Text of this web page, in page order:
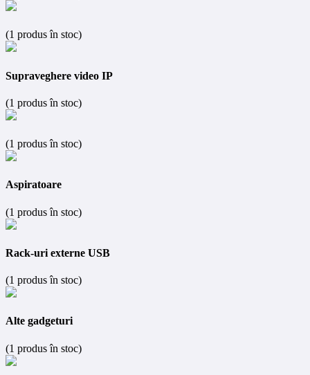
(1 produs în stoc)
Supraveghere video IP
(1 produs în stoc)
(1 produs în stoc)
Aspiratoare
(1 produs în stoc)
Rack-uri externe USB
(1 produs în stoc)
Alte gadgeturi
(1 produs în stoc)